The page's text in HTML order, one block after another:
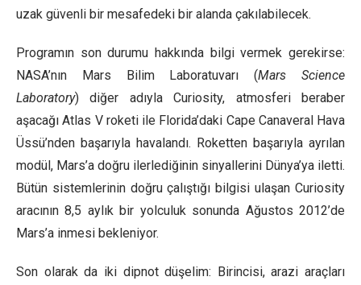
uzak güvenli bir mesafedeki bir alanda çakılabilecek.
Programın son durumu hakkında bilgi vermek gerekirse:
NASA’nın Mars Bilim Laboratuvarı (Mars Science
Laboratory) diğer adıyla Curiosity, atmosferi beraber
aşacağı Atlas V roketi ile Florida’daki Cape Canaveral Hava
Üssü’nden başarıyla havalandı. Roketten başarıyla ayrılan
modül, Mars’a doğru ilerlediğinin sinyallerini Dünya’ya iletti.
Bütün sistemlerinin doğru çalıştığı bilgisi ulaşan Curiosity
aracının 8,5 aylık bir yolculuk sonunda Ağustos 2012’de
Mars’a inmesi bekleniyor.
Son olarak da iki dipnot düşelim: Birincisi, arazi araçları